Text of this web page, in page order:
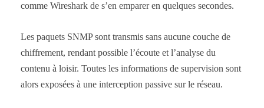
comme Wireshark de s’en emparer en quelques secondes.
Les paquets SNMP sont transmis sans aucune couche de
chiffrement, rendant possible l’écoute et l’analyse du
contenu à loisir. Toutes les informations de supervision sont
alors exposées à une interception passive sur le réseau.